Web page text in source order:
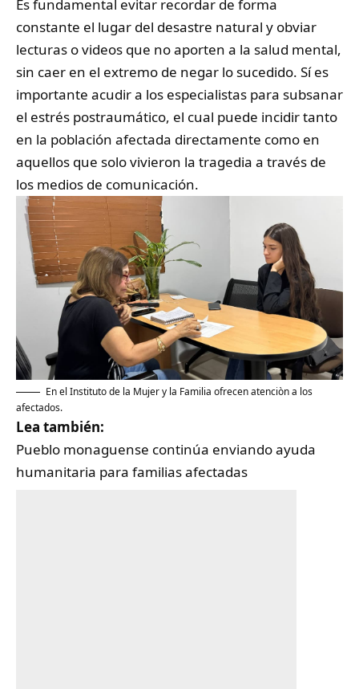
​Es fundamental evitar recordar de forma
constante el lugar del desastre natural y obviar
lecturas o videos que no aporten a la salud mental,
sin caer en el extremo de negar lo sucedido. Sí es
importante acudir a los especialistas para subsanar
el estrés postraumático, el cual puede incidir tanto
en la población afectada directamente como en
aquellos que solo vivieron la tragedia a través de
los medios de comunicación.
En el Instituto de la Mujer y la Familia ofrecen atenciòn a los
afectados.
Lea también:
Pueblo monaguense continúa enviando ayuda
humanitaria para familias afectadas